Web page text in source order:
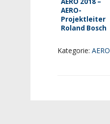
AERO-
Projektleiter
Roland Bosch
Kategorie: AERO